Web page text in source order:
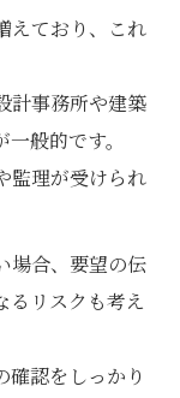
えており、これ
計事務所や建築
般的です。
監理が受けられ
場合、要望の伝
るリスクも考え
確認をしっかり